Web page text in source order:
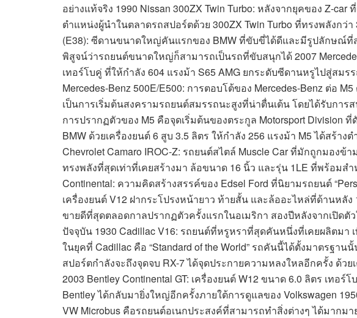
อย่างแท้จริง 1990 Nissan 300ZX Twin Turbo: หลังจากยุคของ Z-
ตำแหน่งผู้นำในตลาดรถสปอร์ตด้วย 300ZX Twin Turbo ที่ทรงพลังกว่า
(E38): ซีดานขนาดใหญ่คันแรกของ BMW ที่ขับขี่ได้ดีและมีรูปลักษณ์ที่ส
พิสูจน์ว่ารถยนต์ขนาดใหญ่ก็สามารถเป็นรถที่ขับสนุกได้ 2007
เทอร์โบคู่ ที่ให้กำลัง 604 แรงม้า S65 AMG ยกระดับซีดานหรูไปสู่สมร
Mercedes-Benz 500E/E500: การตอบโต้ของ Mercedes-Benz ต่อ
เป็นการเริ่มต้นสงครามรถยนต์สมรรถนะสูงที่น่าตื่นเต้น โดยได้รับการ
การปรากฏตัวของ M5 คือจุดเริ่มต้นของตระกูล Motorsport Division
BMW ด้วยเครื่องยนต์ 6 สูบ 3.5 ลิตร ให้กำลัง 256 แรงม้า M5 ได้สร้า
Chevrolet Camaro IROC-Z: รถยนต์สไตล์ Muscle Car ที่มักถูกมองข้
ทรงพลังที่สุดเท่าที่เคยสร้างมา ล้อขนาด 16 นิ้ว และรุ่น 1LE ที่พร้อมส
Continental: ความคิดสร้างสรรค์ของ Edsel Ford ที่นิยามรถยนต์
เครื่องยนต์ V12 ฝากระโปรงหน้ายาว ท้ายสั้น และล้ออะไหล่ที่ด้านหลัง
ขายดีที่สุดตลอดกาลปรากฏตัวครั้งแรกในอเมริกา สองปีหลังจากเปิด
ปัจจุบัน 1930 Cadillac V16: รถยนต์ที่หรูหราที่สุดคันหนึ่งที่เคยผลิตมา
ในยุคที่ Cadillac คือ “Standard of the World” รถคันนี้ได้ตั้งมาตรฐาน
สปอร์ตกำลังจะถึงจุดจบ RX-7 ได้จุดประกายความหลงใหลอีกครั้ง ด้ว
2003 Bentley Continental GT: เครื่องยนต์ W12 ขนาด 6.0 ลิตร เทอ
Bentley ได้กลับมายิ่งใหญ่อีกครั้งภายใต้การดูแลของ Volkswagen
VW Microbus คือรถยนต์อเนกประสงค์ที่สามารถทำสิ่งต่างๆ ได้มากม